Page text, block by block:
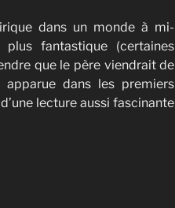
dans un monde à mi-
fantastique (certaines
que le père viendrait de
apparue dans les premiers
lecture aussi fascinante